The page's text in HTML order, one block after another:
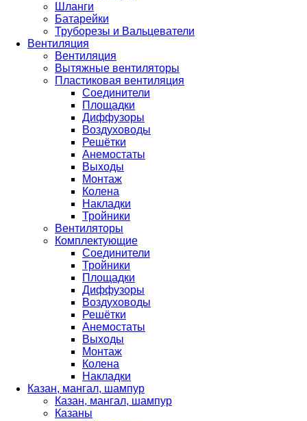
Шланги
Батарейки
Труборезы и Вальцеватели
Вентиляция
Вентиляция
Вытяжные вентиляторы
Пластиковая вентиляция
Соединители
Площадки
Диффузоры
Воздуховоды
Решётки
Анемостаты
Выходы
Монтаж
Колена
Накладки
Тройники
Вентиляторы
Комплектующие
Соединители
Тройники
Площадки
Диффузоры
Воздуховоды
Решётки
Анемостаты
Выходы
Монтаж
Колена
Накладки
Казан, мангал, шампур
Казан, мангал, шампур
Казаны